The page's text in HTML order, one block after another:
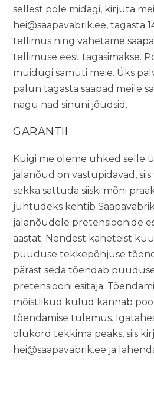
sellest pole midagi, kirjuta
hei@saapavabrik.ee, tagasta
tellimus ning vahetame
tellimuse eest tagasimakse.
muidugi samuti meie. Üks
palun tagasta saapad meile
nagu nad sinuni jõudsid.
GARANTII
Kuigi me oleme uhked selle
jalanõud on vastupidavad,
sekka sattuda siiski mõni
juhtudeks kehtib
jalanõudele pretensioonide
aastat. Nendest kaheteist
puuduse tekkepõhjuse
pärast seda tõendab
pretensiooni esitaja.
mõistlikud kulud kannab
tõendamise tulemus.
olukord tekkima peaks, siis
hei@saapavabrik.ee ja